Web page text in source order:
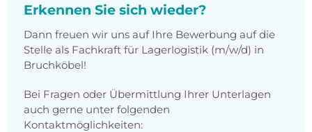
Erkennen Sie sich wieder?
Dann freuen wir uns auf Ihre Bewerbung auf die
Stelle als Fachkraft für Lagerlogistik (m/w/d) in
Bruchköbel!
Bei Fragen oder Übermittlung Ihrer Unterlagen
auch gerne unter folgenden
Kontaktmöglichkeiten: